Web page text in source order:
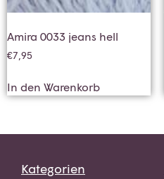
Amira 0033 jeans hell
€7,95
In den Warenkorb
Kategorien